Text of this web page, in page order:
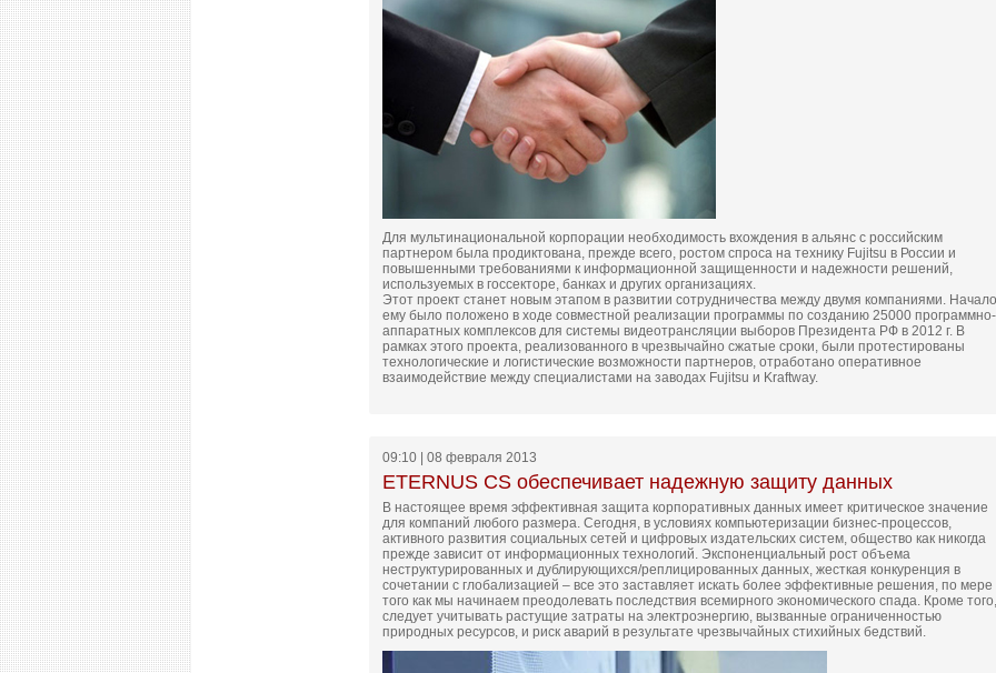
Для мультинациональной корпорации необходимость вхождения в альянс с российским
партнером была продиктована, прежде всего, ростом спроса на технику Fujitsu в России и
повышенными требованиями к информационной защищенности и надежности решений,
используемых в госсекторе, банках и других организациях.
Этот проект станет новым этапом в развитии сотрудничества между двумя компаниями. Начало
ему было положено в ходе совместной реализации программы по созданию 25000 программно-
аппаратных комплексов для системы видеотрансляции выборов Президента РФ в 2012 г. В
рамках этого проекта, реализованного в чрезвычайно сжатые сроки, были протестированы
технологические и логистические возможности партнеров, отработано оперативное
взаимодействие между специалистами на заводах Fujitsu и Kraftway.
09:10 | 08 февраля 2013
ETERNUS CS обеспечивает надежную защиту данных
В настоящее время эффективная защита корпоративных данных имеет критическое значение
для компаний любого размера. Сегодня, в условиях компьютеризации бизнес-процессов,
активного развития социальных сетей и цифровых издательских систем, общество как никогда
прежде зависит от информационных технологий. Экспоненциальный рост объема
неструктурированных и дублирующихся/реплицированных данных, жесткая конкуренция в
сочетании с глобализацией – все это заставляет искать более эффективные решения, по мере
того как мы начинаем преодолевать последствия всемирного экономического спада. Кроме того,
следует учитывать растущие затраты на электроэнергию, вызванные ограниченностью
природных ресурсов, и риск аварий в результате чрезвычайных стихийных бедствий.